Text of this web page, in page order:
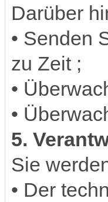
Darüber
• Senden
zu Zeit ;
•
•
5.
Sie
• Der